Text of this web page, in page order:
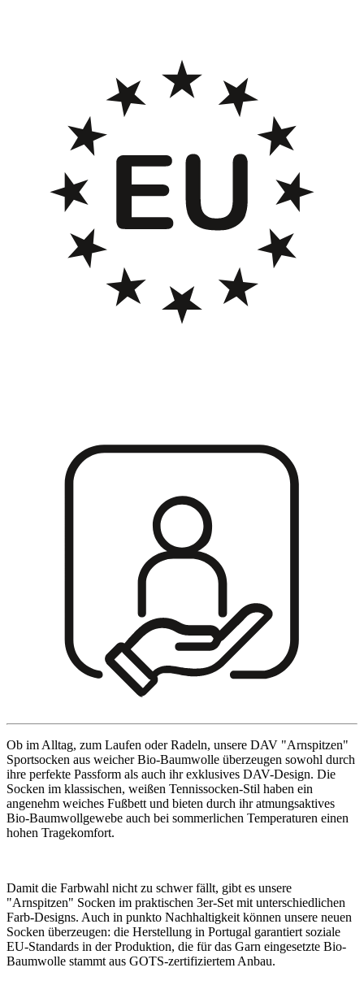
Ob im Alltag, zum Laufen oder Radeln, unsere DAV "Arnspitzen"
Sportsocken aus weicher Bio-Baumwolle überzeugen sowohl durch
ihre perfekte Passform als auch ihr exklusives DAV-Design. Die
Socken im klassischen, weißen Tennissocken-Stil haben ein
angenehm weiches Fußbett und bieten durch ihr atmungsaktives
Bio-Baumwollgewebe auch bei sommerlichen Temperaturen einen
hohen Tragekomfort.
Damit die Farbwahl nicht zu schwer fällt, gibt es unsere
"Arnspitzen" Socken im praktischen 3er-Set mit unterschiedlichen
Farb-Designs. Auch in punkto Nachhaltigkeit können unsere neuen
Socken überzeugen: die Herstellung in Portugal garantiert soziale
EU-Standards in der Produktion, die für das Garn eingesetzte Bio-
Baumwolle stammt aus GOTS-zertifiziertem Anbau.